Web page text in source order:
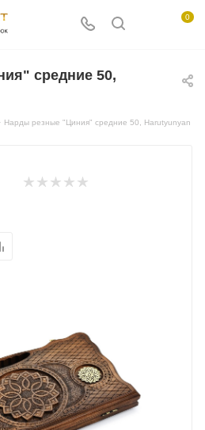
0
средние 50,
Нарды резные "Циния" средние 50, Harutyunyan